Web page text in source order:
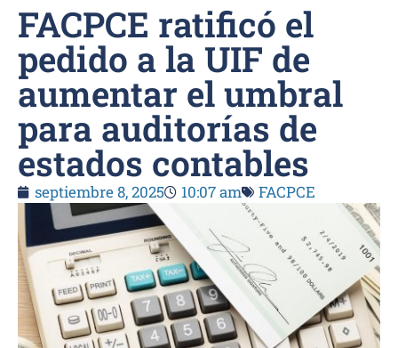
FACPCE ratificó el
pedido a la UIF de
aumentar el umbral
para auditorías de
estados contables
septiembre 8, 2025 10:07 am FACPCE